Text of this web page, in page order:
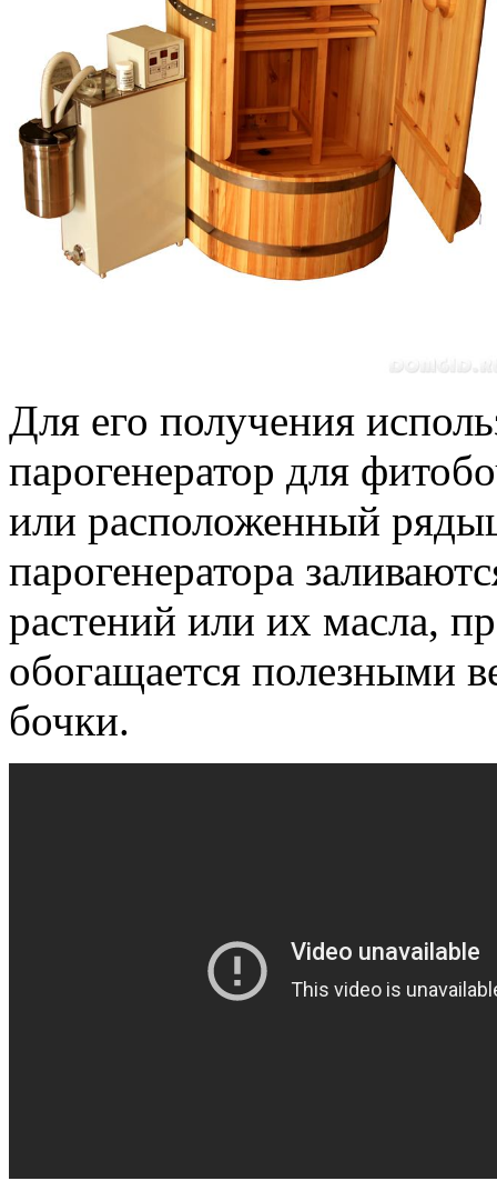
Для его получения
парогенератор для
или расположенный
парогенератора
растений или их масла,
обогащается полезными
бочки.